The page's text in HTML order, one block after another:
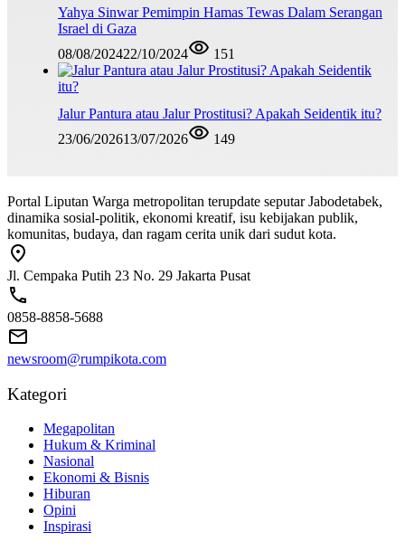
Yahya Sinwar Pemimpin Hamas Tewas Dalam Serangan
Israel di Gaza
08/08/202422/10/2024 151
Jalur Pantura atau Jalur Prostitusi? Apakah Seidentik itu?
23/06/202613/07/2026 149
Portal Liputan Warga metropolitan terupdate seputar Jabodetabek,
dinamika sosial-politik, ekonomi kreatif, isu kebijakan publik,
komunitas, budaya, dan ragam cerita unik dari sudut kota.
Jl. Cempaka Putih 23 No. 29 Jakarta Pusat
0858-8858-5688
newsroom@rumpikota.com
Kategori
Megapolitan
Hukum & Kriminal
Nasional
Ekonomi & Bisnis
Hiburan
Opini
Inspirasi